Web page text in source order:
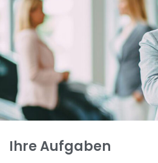
Ihre Aufgaben